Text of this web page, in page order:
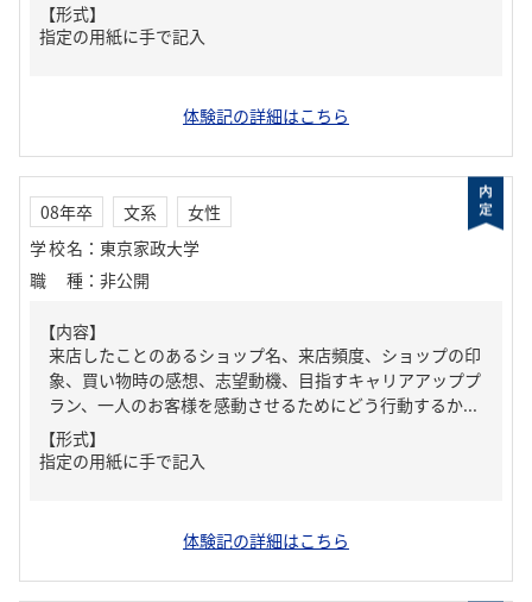
【形式】
指定の用紙に手で記入
体験記の詳細はこちら
08年卒 文系
女性
学校名 ： 東京家政大学
職種 ： 非公開
【内容】
来店したことのあるショップ名、来店頻度、ショップの印
象、買い物時の感想、志望動機、目指すキャリアアッププ
ラン、一人のお客様を感動させるためにどう行動するか...
【形式】
指定の用紙に手で記入
体験記の詳細はこちら